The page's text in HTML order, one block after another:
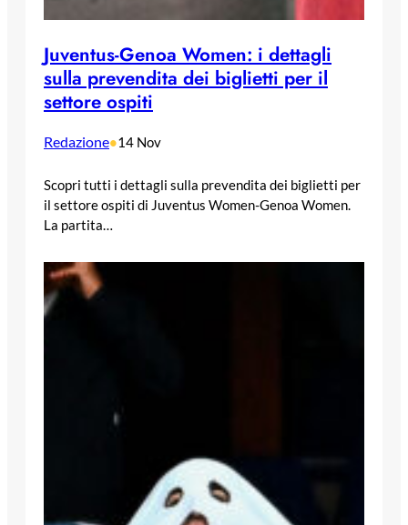
Juventus-Genoa Women: i dettagli
sulla prevendita dei biglietti per il
settore ospiti
Redazione•14 Nov
Scopri tutti i dettagli sulla prevendita dei biglietti per
il settore ospiti di Juventus Women-Genoa Women.
La partita…